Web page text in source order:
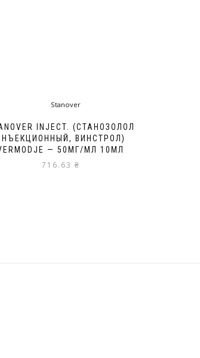
INJECT. (СТАНОЗОЛОЛ
ВИНСТРОЛ)
— 50МГ/МЛ 10МЛ
716.63 ₴